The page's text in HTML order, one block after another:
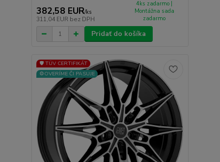
382,58 EUR/ks
311,04 EUR bez DPH
4ks zadarmo |
Montážna sada
zadarmo
Pridať do košíka
🛡️ TÜV CERTIFIKÁT
⚙️OVERÍME ČI PASUJE